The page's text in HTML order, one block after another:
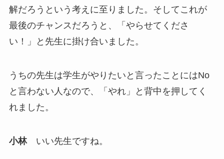
解だろうという考えに至りました。そしてこれが
最後のチャンスだろうと、「やらせてくださ
い！」と先生に掛け合いました。
うちの先生は学生がやりたいと言ったことにはNo
と言わない人なので、「やれ」と背中を押してく
れました。
小林いい先生ですね。